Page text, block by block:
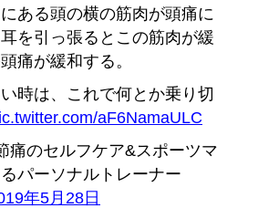
ある頭の横の筋肉が頭痛に
を引っ張るとこの筋肉が緩
痛が緩和する。
時は、これで何とか乗り切
aF6NamaULC
のセルフケア&スポーツマ
パーソナルトレーナー
年5月28日